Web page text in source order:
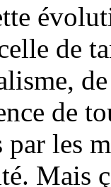
de
de
par les
Mais